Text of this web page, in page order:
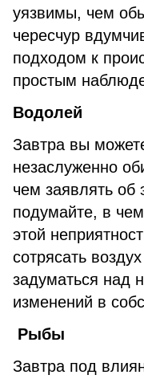
уязвимы, чем
чересчур
подходом к
простым
Водолей
Завтра вы
незаслуженно
чем заявлять об
подумайте, в
этой
сотрясать
задуматься над
изменений в
Рыбы
Завтра под